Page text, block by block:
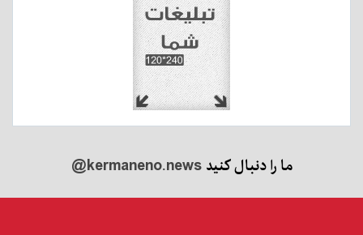
ما را دنبال کنید@kermaneno.news